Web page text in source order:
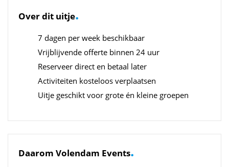
Over dit uitje.
7 dagen per week beschikbaar
Vrijblijvende offerte binnen 24 uur
Reserveer direct en betaal later
Activiteiten kosteloos verplaatsen
Uitje geschikt voor grote én kleine groepen
Daarom Volendam Events.